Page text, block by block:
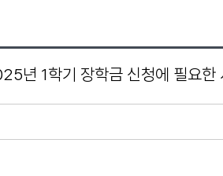
년 1학기 장학금 신청에 필요한